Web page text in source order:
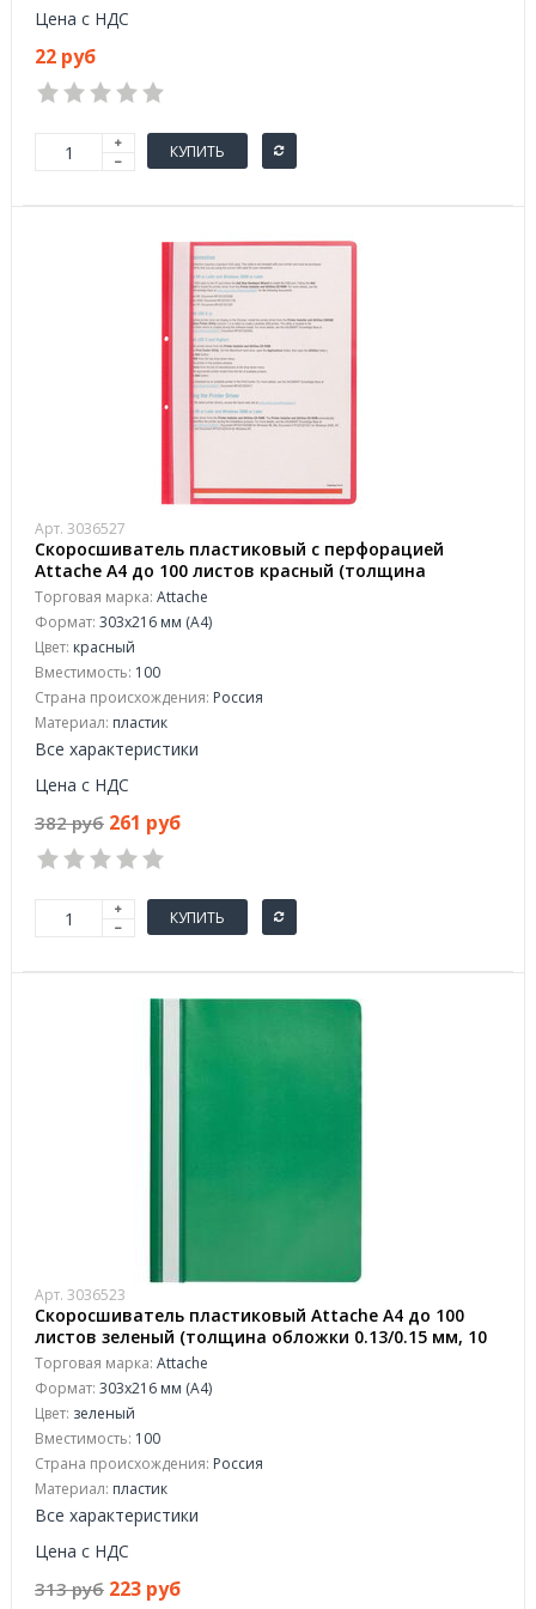
Цена с НДС
22 руб
КУПИТЬ
Арт. 3036527
Скоросшиватель пластиковый с перфорацией
Attache А4 до 100 листов красный (толщина
обложки 0.11/0.15 мм, 10 штук в упаковке)
Торговая марка: Attache
Формат: 303x216 мм (А4)
Цвет: красный
Вместимость: 100
Страна происхождения: Россия
Материал: пластик
Все характеристики
Цена с НДС
382 руб 261 руб
КУПИТЬ
Арт. 3036523
Скоросшиватель пластиковый Attache A4 до 100
листов зеленый (толщина обложки 0.13/0.15 мм, 10
штук в упаковке)
Торговая марка: Attache
Формат: 303x216 мм (А4)
Цвет: зеленый
Вместимость: 100
Страна происхождения: Россия
Материал: пластик
Все характеристики
Цена с НДС
313 руб 223 руб